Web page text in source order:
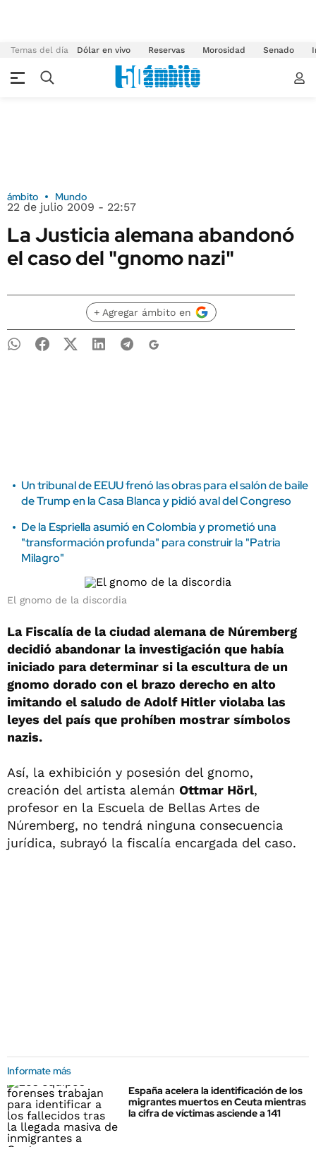
Temas del día Dólar en vivo Reservas Morosidad Senado
ámbito Mundo
22 de julio 2009 - 22:57
La Justicia alemana abandonó
el caso del "gnomo nazi"
+ Agregar ámbito en
Un tribunal de EEUU frenó las obras para el salón de baile
de Trump en la Casa Blanca y pidió aval del Congreso
De la Espriella asumió en Colombia y prometió una
"transformación profunda" para construir la "Patria
Milagro"
El gnomo de la discordia
La Fiscalía de la ciudad alemana de Núremberg
decidió abandonar la investigación que había
iniciado para determinar si la escultura de un
gnomo dorado con el brazo derecho en alto
imitando el saludo de Adolf Hitler violaba las
leyes del país que prohíben mostrar símbolos
nazis.
Así, la exhibición y posesión del gnomo,
creación del artista alemán Ottmar Hörl,
profesor en la Escuela de Bellas Artes de
Núremberg, no tendrá ninguna consecuencia
jurídica, subrayó la fiscalía encargada del caso.
Informate más
España acelera la identificación de los
migrantes muertos en Ceuta mientras
la cifra de víctimas asciende a 141